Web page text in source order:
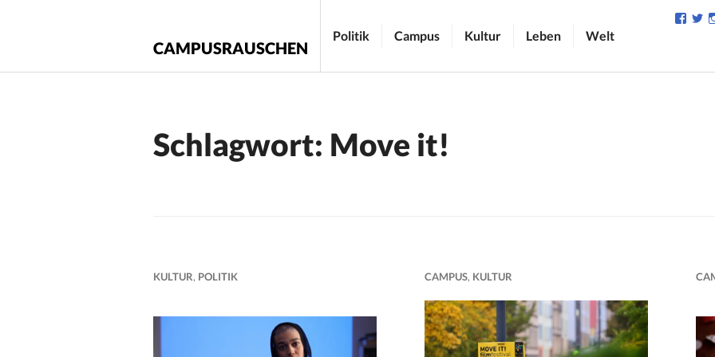
CAMPUSRAUSCHEN
Politik Campus Kultur Leben Welt
Profil
Schlagwort: Move it!
KULTUR, POLITIK CAMPUS, KULTUR